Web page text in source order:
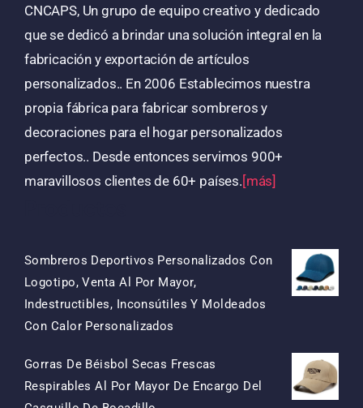
CNCAPS, Un grupo de equipo creativo y dedicado
que se dedicó a brindar una solución integral en la
fabricación y exportación de artículos
personalizados.. En 2006 Establecimos nuestra
propia fábrica para fabricar sombreros y
decoraciones para el hogar personalizados
perfectos.. Desde entonces servimos 900+
maravillosos clientes de 60+ países. [más]
Sombreros Deportivos Personalizados Con
Logotipo, Venta Al Por Mayor,
Indestructibles, Inconsútiles Y Moldeados
Con Calor Personalizados
Original
Era:
Actual
Es:
Gorras De Béisbol Secas Frescas
Respirables Al Por Mayor De Encargo Del